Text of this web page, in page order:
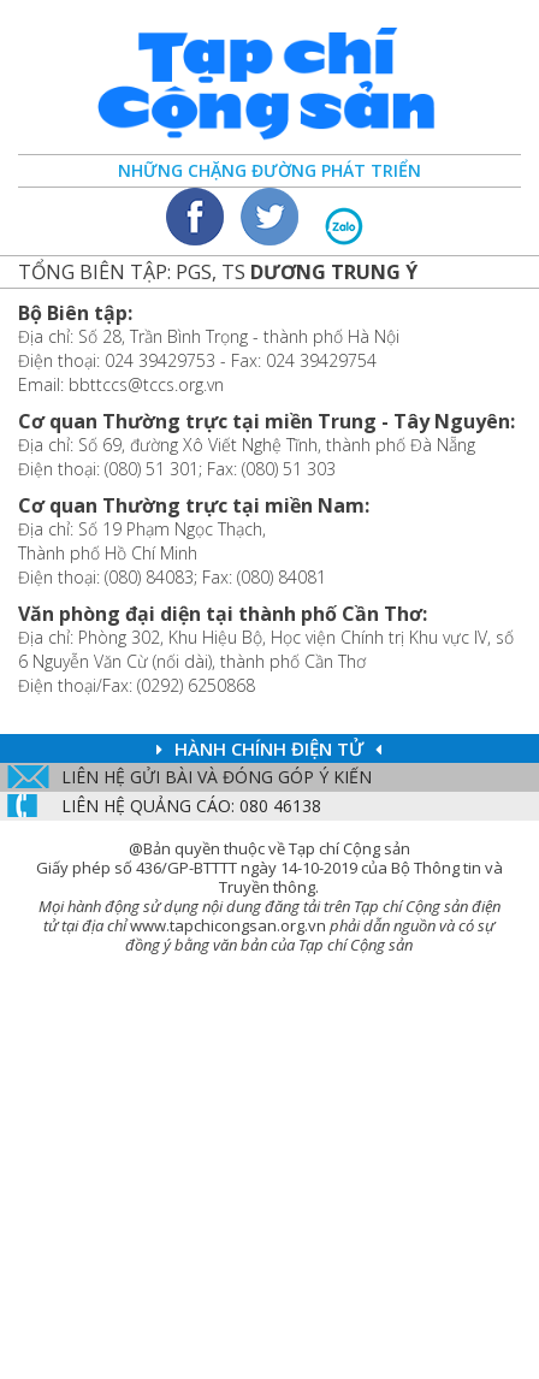
NHỮNG CHẶNG ĐƯỜNG PHÁT TRIỂN
TỔNG BIÊN TẬP: PGS, TS DƯƠNG TRUNG Ý
Bộ Biên tập:
Địa chỉ: Số 28, Trần Bình Trọng - thành phố Hà Nội
Điện thoại: 024 39429753 - Fax: 024 39429754
Email: bbttccs@tccs.org.vn
Cơ quan Thường trực tại miền Trung - Tây Nguyên:
Địa chỉ: Số 69, đường Xô Viết Nghệ Tĩnh, thành phố Đà Nẵng
Điện thoại: (080) 51 301; Fax: (080) 51 303
Cơ quan Thường trực tại miền Nam:
Địa chỉ: Số 19 Phạm Ngọc Thạch,
Thành phố Hồ Chí Minh
Điện thoại: (080) 84083; Fax: (080) 84081
Văn phòng đại diện tại thành phố Cần Thơ:
Địa chỉ: Phòng 302, Khu Hiệu Bộ, Học viện Chính trị Khu vực IV, số
6 Nguyễn Văn Cừ (nối dài), thành phố Cần Thơ
Điện thoại/Fax: (0292) 6250868
HÀNH CHÍNH ĐIỆN TỬ
LIÊN HỆ GỬI BÀI VÀ ĐÓNG GÓP Ý KIẾN
LIÊN HỆ QUẢNG CÁO: 080 46138
@Bản quyền thuộc về Tạp chí Cộng sản
Giấy phép số 436/GP-BTTTT ngày 14-10-2019 của Bộ Thông tin và
Truyền thông.
Mọi hành động sử dụng nội dung đăng tải trên Tạp chí Cộng sản điện
tử tại địa chỉwww.tapchicongsan.org.vnphải dẫn nguồn và có sự
đồng ý bằng văn bản của Tạp chí Cộng sản